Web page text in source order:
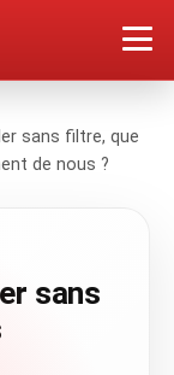
sans filtre, que
de nous ?
sans